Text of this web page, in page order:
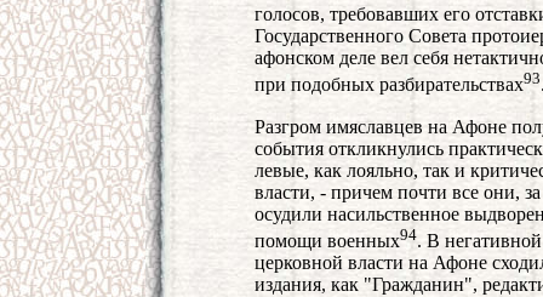
голосов, требовавших его
Государственного Совета
афонском деле вел себя
при подобных разбирательствах93
Разгром имяславцев на Афоне
события откликнулись
левые, как лояльно, так и
власти, - причем почти все они,
осудили насильственное
помощи военных94. В
церковной власти на Афоне
издания, как "Гражданин",